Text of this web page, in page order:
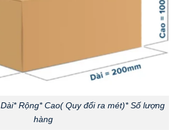
Rộng* Cao( Quy đổi ra mét)* Số lượng
hàng